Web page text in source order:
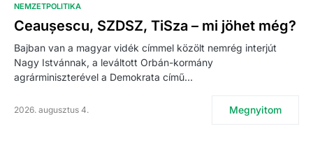
NEMZETPOLITIKA
Ceaușescu, SZDSZ, TiSza – mi jöhet még?
Bajban van a magyar vidék címmel közölt nemrég interjút
Nagy Istvánnak, a leváltott Orbán-kormány
agrárminiszterével a Demokrata című…
2026. augusztus 4. Megnyitom